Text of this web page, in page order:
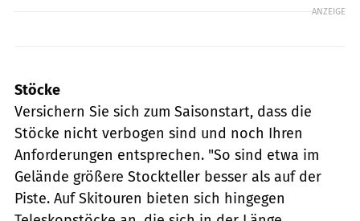
ANZEIGE
Stöcke
Versichern Sie sich zum Saisonstart, dass die
Stöcke nicht verbogen sind und noch Ihren
Anforderungen entsprechen. "So sind etwa im
Gelände größere Stockteller besser als auf der
Piste. Auf Skitouren bieten sich hingegen